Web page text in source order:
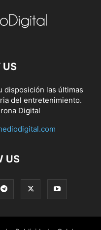
US
disposición las últimas
del entretenimiento.
Digital
US